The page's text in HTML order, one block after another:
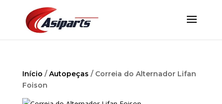
Início /Autopeças / Correia do Alternador Lifan
Foison